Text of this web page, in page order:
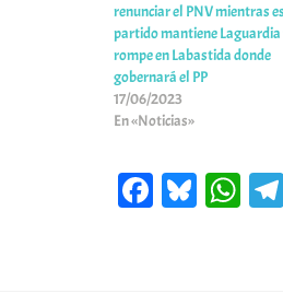
renunciar el PNV mientras
partido mantiene Laguardia
rompe en Labastida donde
gobernará el PP
17/06/2023
En «Noticias»
Fa Bl W